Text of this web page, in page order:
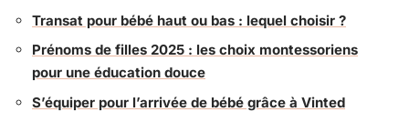
Transat pour bébé haut ou bas : lequel choisir ?
Prénoms de filles 2025 : les choix montessoriens
pour une éducation douce
S’équiper pour l’arrivée de bébé grâce à Vinted